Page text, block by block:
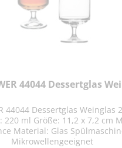
44044 Dessertglas
44044 Dessertglas Weinglas
220 ml Größe: 11,2 x 7,2 cm
Material: Glas
Mikrowellengeeignet